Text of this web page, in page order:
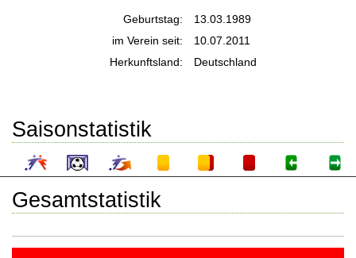
Geburtstag:
13.03.1989
im Verein seit:
10.07.2011
Herkunftsland:
Deutschland
Saisonstatistik
Gesamtstatistik